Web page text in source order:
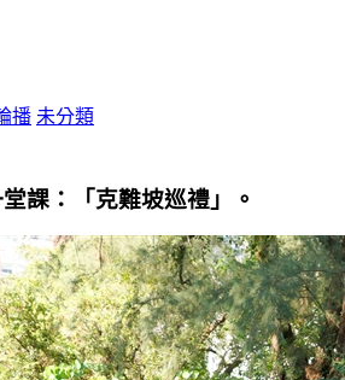
播 未分類
課：「克難坡巡禮」。